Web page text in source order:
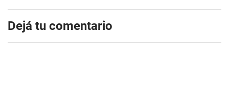
Dejá tu comentario